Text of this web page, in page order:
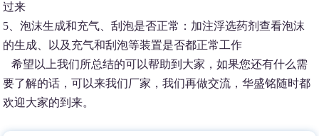
过来
5、泡沫生成和充气、刮泡是否正常：加注浮选药剂查看泡沫
的生成、以及充气和刮泡等装置是否都正常工作
希望以上我们所总结的可以帮助到大家，如果您还有什么需
要了解的话，可以来我们厂家，我们再做交流，华盛铭随时都
欢迎大家的到来。